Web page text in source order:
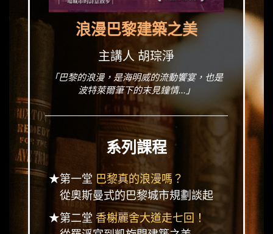
浪漫巴黎建築之美
主講人 胡琮淨
「巴黎的浪漫，是海明威的流動饗宴，也是
波特萊爾筆下的末見鐘情...」
系列課程
★第一堂 巴黎真的浪漫嗎？
從奧斯曼式的巴黎城市規劃談起
★第二堂 香榭麗舍大道走七回！